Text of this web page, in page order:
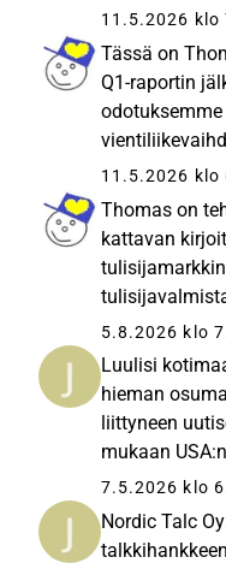
huomattavia
Suomeksi ja
11.5.2026 klo
Tässä on
Q1-raportin
elpymisestä
ohjeistuksen
Thomas on
kattavan
sen myötä
tervehtyneistä
Kuluttajien
näkynyt
5.8.2026 klo
Luulisi
hieman
liittyneen
mukaan
joten sieltä ei
Toivottavasti
7.5.2026 klo
Nordic Talc